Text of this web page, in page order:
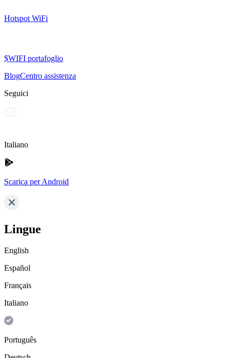
Hotspot WiFi
$WIFI portafoglio
BlogCentro assistenza
Seguici
Italiano
Scarica per Android
Lingue
English
Español
Français
Italiano
Português